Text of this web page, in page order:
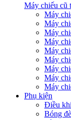
Máy chiếu cũ
Máy
Máy
Máy
Máy
Máy
Máy
Máy
Máy
Máy
Phụ kiện
Điều
Bóng